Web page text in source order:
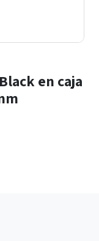
en caja